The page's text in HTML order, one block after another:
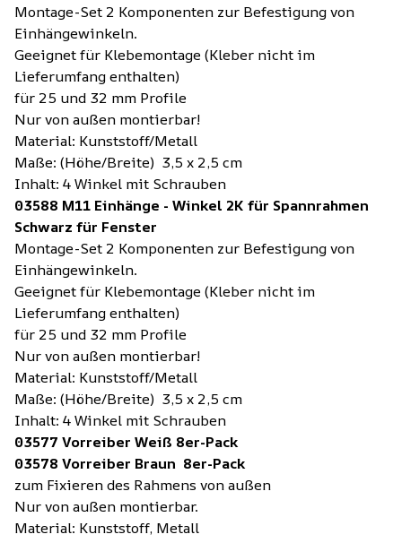
Montage-Set 2 Komponenten zur Befestigung von
Einhängewinkeln.
Geeignet für Klebemontage (Kleber nicht im
Lieferumfang enthalten)
für 25 und 32 mm Profile
Nur von außen montierbar!
Material: Kunststoff/Metall
Maße: (Höhe/Breite) 3,5 x 2,5 cm
Inhalt: 4 Winkel mit Schrauben
03588 M11 Einhänge - Winkel 2K für Spannrahmen
Schwarz für Fenster
Montage-Set 2 Komponenten zur Befestigung von
Einhängewinkeln.
Geeignet für Klebemontage (Kleber nicht im
Lieferumfang enthalten)
für 25 und 32 mm Profile
Nur von außen montierbar!
Material: Kunststoff/Metall
Maße: (Höhe/Breite) 3,5 x 2,5 cm
Inhalt: 4 Winkel mit Schrauben
03577 Vorreiber Weiß 8er-Pack
03578 Vorreiber Braun 8er-Pack
zum Fixieren des Rahmens von außen
Nur von außen montierbar.
Material: Kunststoff, Metall